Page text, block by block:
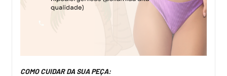
COMO CUIDAR DA SUA PEÇA: